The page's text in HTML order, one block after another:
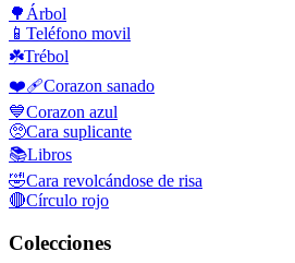
🌳 Árbol
📱 Teléfono movil
☘️Trébol
❤️‍🩹Corazon sanado
💙Corazon azul
🥺Cara suplicante
📚Libros
🤣Cara revolcándose de risa
🔴Círculo rojo
Colecciones